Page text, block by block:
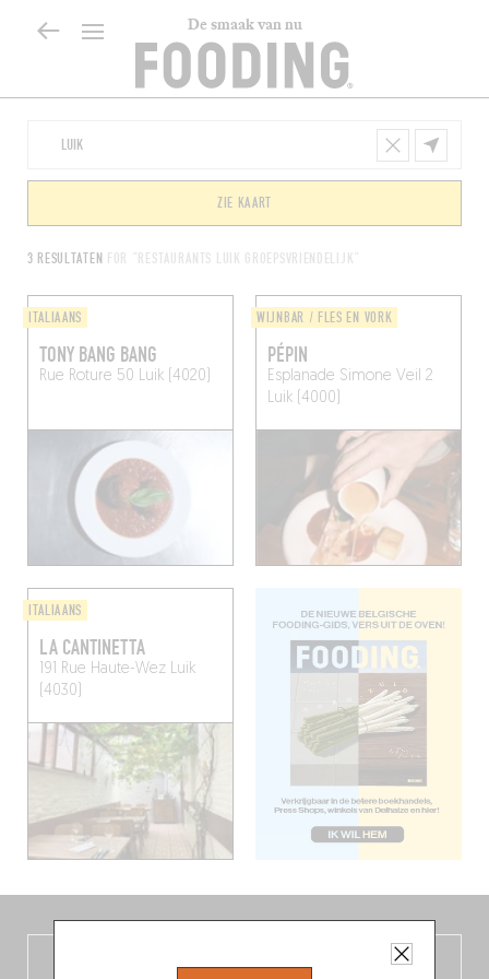
De smaak van nu
3 RESULTATEN FOR "RESTAURANTS LUIK GROEPSVRIENDELIJK"
ZIE KAART
ITALIAANS
TONY BANG BANG
Rue Roture 50 Luik (4020)
WIJNBAR / FLES EN VORK
PÉPIN
Esplanade Simone Veil 2
Luik (4000)
ITALIAANS
LA CANTINETTA
191 Rue Haute-WezLuik
(4030)
De nieuwe België-gids, vers uit de